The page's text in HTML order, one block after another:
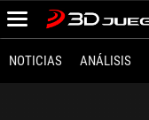
NOTICIAS ANÁLISIS